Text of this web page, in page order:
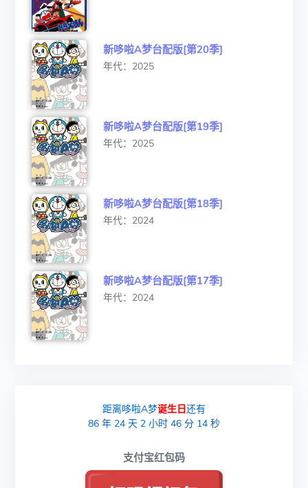
新哆啦A梦台配版[第20季]
年代：2025
新哆啦A梦台配版[第19季]
年代：2025
新哆啦A梦台配版[第18季]
年代：2024
新哆啦A梦台配版[第17季]
年代：2024
距离哆啦A梦诞生日还有
86 年24 天2 小时46 分13 秒
支付宝红包码